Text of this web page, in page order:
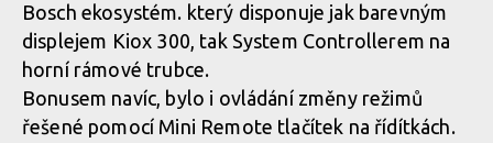
Čistý displej, žádné zbytečné kabely navíc
Čistý displej, žádné zbytečné kabely navíc
Testovací kolo Mondraker Crafty R
Testovací kolo Mondraker Crafty R
Bosch ekosystém. který disponuje jak barevným
displejem Kiox 300, tak System Controllerem na
horní rámové trubce.
Bonusem navíc, bylo i ovládání změny režimů
řešené pomocí Mini Remote tlačítek na řídítkách.